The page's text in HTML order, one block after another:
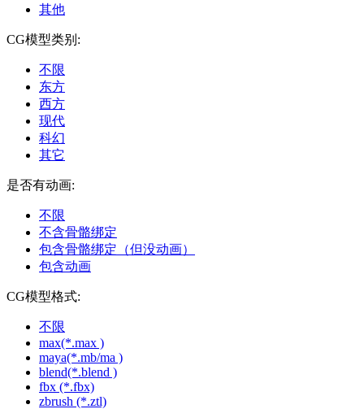
其他
CG模型类别:
不限
东方
西方
现代
科幻
其它
是否有动画:
不限
不含骨骼绑定
包含骨骼绑定（但没动画）
包含动画
CG模型格式:
不限
max(*.max )
maya(*.mb/ma )
blend(*.blend )
fbx (*.fbx)
zbrush (*.ztl)